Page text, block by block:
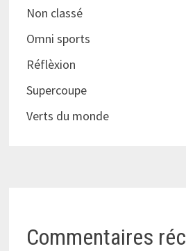
Non classé
Omni sports
Réflèxion
Supercoupe
Verts du monde
Commentaires